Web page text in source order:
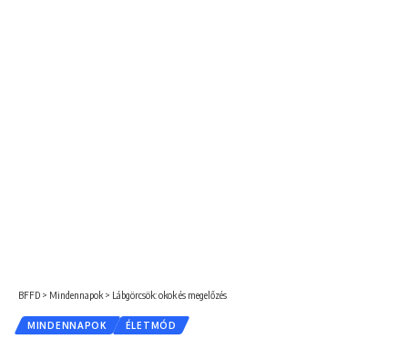
BFFD > Mindennapok > Lábgörcsök: okok és megelőzés
MINDENNAPOK ÉLETMÓD